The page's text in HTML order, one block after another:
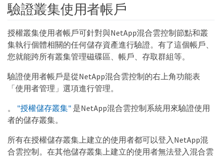
驗證叢集使用者帳戶
授權叢集使用者帳戶可針對與NetApp混合雲控制節點和叢
集執行個體相關的任何儲存資產進行驗證。有了這個帳戶、
您就能跨所有叢集管理磁碟區、帳戶、存取群組等。
驗證使用者帳戶是從NetApp混合雲控制的右上角功能表
「使用者管理」選項進行管理。
。 "授權儲存叢集" 是NetApp混合雲控制系統用來驗證使用
者的儲存叢集。
所有在授權儲存叢集上建立的使用者都可以登入NetApp混
合雲控制。在其他儲存叢集上建立的使用者無法登入混合雲